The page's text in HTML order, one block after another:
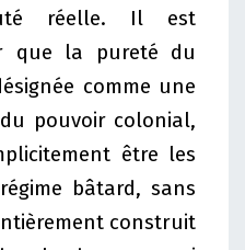
réelle. Il est
que la pureté du
comme une
pouvoir colonial,
être les
bâtard, sans
construit